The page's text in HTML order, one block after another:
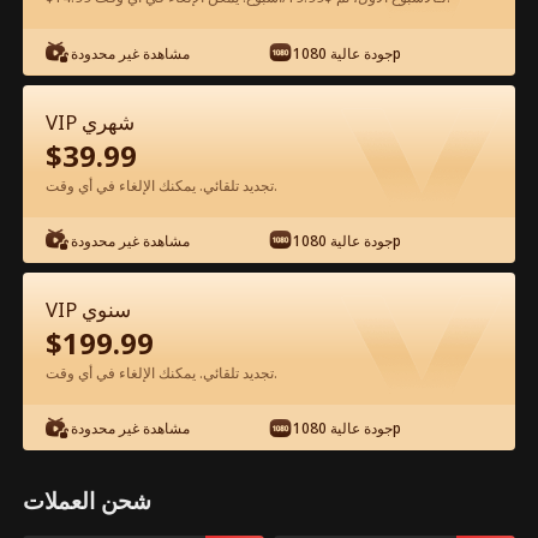
شاهد مجانًا في التطبيق
0-49 50-75
24 25 27
مشاهدة غير محدودة جودة عالية 1080p
VIP شهري
$39.99
تجديد تلقائي. يمكنك الإلغاء في أي وقت.
مشاهدة غير محدودة جودة عالية 1080p
VIP سنوي
$199.99
تجديد تلقائي. يمكنك الإلغاء في أي وقت.
مشاهدة غير محدودة جودة عالية 1080p
شحن العملات